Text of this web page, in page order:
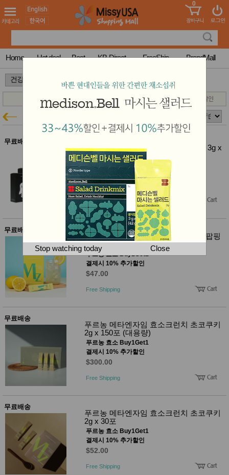
도 어린이
청소년
컬러링
북
한국학
습지
미국학
고
국 송
꽃배송
건 홍삼전
조제품
기능성
건강식
품
성용품
뷰
티
스킨케
어
헤어케
어/염색
바디케
어/향수
장품
미용제
품
주방가
건강가
기브랜
드
보관용
조리용
품
주방소
품
즉석가
MissyShop
Login
0
Home Hot deal Best KB-Direct FreeShip BrandMall
Stop watching today Close
무료배송
푸르농 모까매 서리태환 맥주효모환 3g x
60포 (4박스)
결제시 10% 추가할인
$54.60
$48.00(12% off)
Free Shipping
무료배송
푸르농 메타엔자임 효소크런치 레몬팝핑
3g x 30포
푸르농 효소 Buy1Get1
결제시 10% 추가할인
$47.00
Free Shipping
무료배송
푸르농 메타엔자임 효소크런치 초코쿠키
2g x 150포 (대용량)
푸르농 효소 Buy1Get1
결제시 10% 추가할인
$300.00
Free Shipping
무료배송
푸르농 메타엔자임 효소크런치 초코쿠키
2g x 30포
푸르농 효소 Buy1Get1
결제시 10% 추가할인
$52.00
Free Shipping